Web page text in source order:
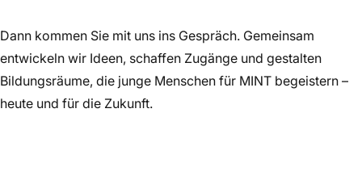
Dann kommen Sie mit uns ins Gespräch. Gemeinsam
entwickeln wir Ideen, schaffen Zugänge und gestalten
Bildungsräume, die junge Menschen für MINT begeistern –
heute und für die Zukunft.